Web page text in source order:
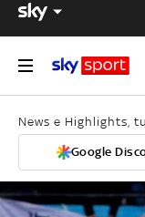
News e Highlights,
Google